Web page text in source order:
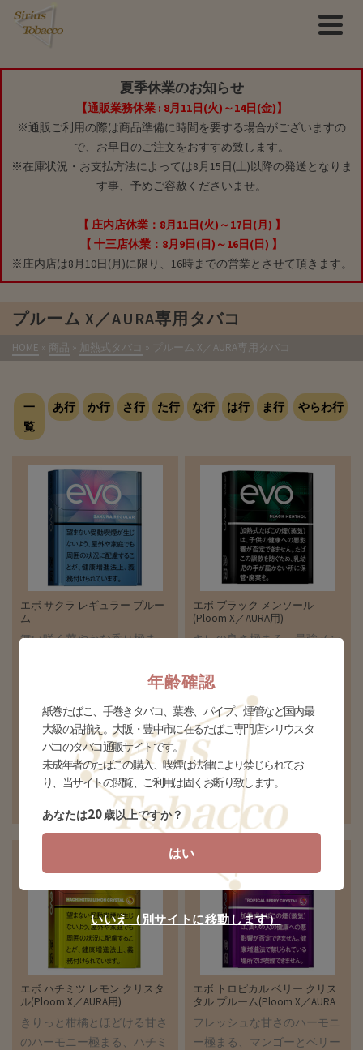
夏季休業のお知らせ
【通販業務休業 : 8月11日(火)～14日(金)】
※通販ご利用の際は商品準備に時間を要する場合がございますの
で、お早目のご注文をおすすめ致します。
※在庫状況・お支払方法によっては8月15日(土)以降の発送となりま
す事、予めご容赦くださいませ。
【 庄内店休業：8月11日(火)～17日(月) 】
【 十三店休業：8月9日(日)～16日(日) 】
※庄内店は8月10日(月)に限り、16時までの営業とさせて頂きます。
プルーム X／AURA専用タバコ
HOME » 商品 » 加熱式タバコ » プルーム X／AURA専用タバコ
一
覧
あ行 か行 さ行 た行 な行 は行 ま行 やらわ行
エボ サクラ レギュラー プルー
ム
舞い咲く華やかな香り極ま
こ】
¥580(税込)
個数
個
エボ ブラック メンソール
(Ploom X／AURA用)
キレの良さ極まる、最強メン
-mg / -mg
※【ploom X／AURA専用たば
こ】
¥580(税込)
個数
個
エボ ハチミツ レモン クリスタ
ル(Ploom X／AURA用)
きりっと柑橘とほどける甘さ
のハーモニー極まる、ハチミ
エボ トロピカル ベリー クリス
タル プルーム(Ploom X／AURA
フレッシュな甘さのハーモニ
ー極まる、マンゴーとベリー
年齢確認
紙巻たばこ、手巻きタバコ、葉巻、パイプ、煙管など国内最
大級の品揃え。大阪・豊中市に在るたばこ専門店シリウスタ
バコのタバコ通販サイトです。
未成年者のたばこの購入、喫煙は法律により禁じられてお
り、当サイトの閲覧、ご利用は固くお断り致します。
あなたは20歳以上ですか？
はい
いいえ（別サイトに移動します）